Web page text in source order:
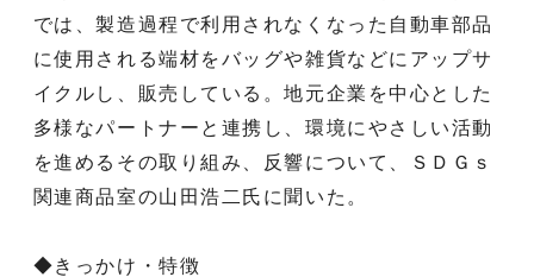
では、製造過程で利用されなくなった自動車部品
に使用される端材をバッグや雑貨などにアップサ
イクルし、販売している。地元企業を中心とした
多様なパートナーと連携し、環境にやさしい活動
を進めるその取り組み、反響について、ＳＤＧｓ
関連商品室の山田浩二氏に聞いた。
◆きっかけ・特徴